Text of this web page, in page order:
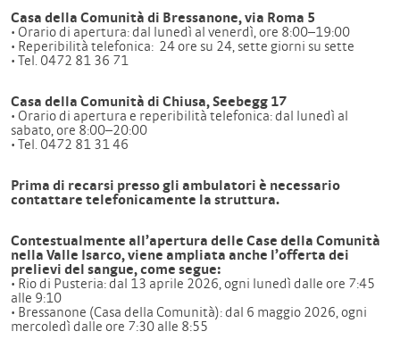
Casa della Comunità di Bressanone, via Roma 5
• Orario di apertura: dal lunedì al venerdì, ore 8:00–19:00
• Reperibilità telefonica: 24 ore su 24, sette giorni su sette
• Tel. 0472 81 36 71
Casa della Comunità di Chiusa, Seebegg 17
• Orario di apertura e reperibilità telefonica: dal lunedì al
sabato, ore 8:00–20:00
• Tel. 0472 81 31 46
Prima di recarsi presso gli ambulatori è necessario
contattare telefonicamente la struttura.
Contestualmente all’apertura delle Case della Comunità
nella Valle Isarco, viene ampliata anche l’offerta dei
prelievi del sangue, come segue:
• Rio di Pusteria: dal 13 aprile 2026, ogni lunedì dalle ore 7:45
alle 9:10
• Bressanone (Casa della Comunità): dal 6 maggio 2026, ogni
mercoledì dalle ore 7:30 alle 8:55